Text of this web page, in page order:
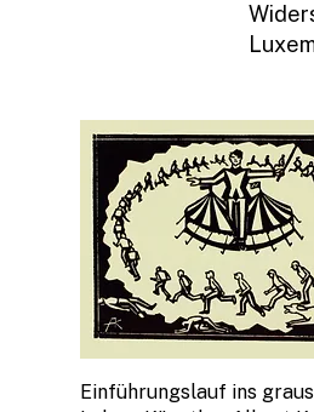
Einführungslauf ins